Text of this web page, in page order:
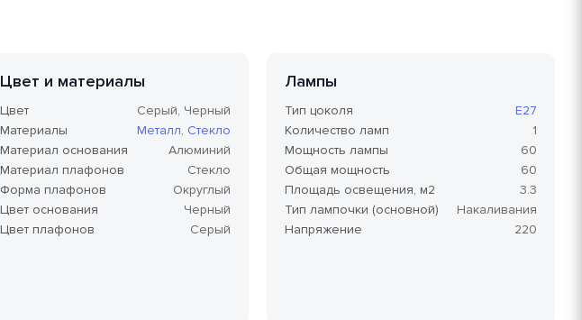
Цвет и материалы
Цвет
Серый, Черный
Материалы
Металл, Стекло
Материал основания
Алюминий
Материал плафонов
Стекло
Форма плафонов
Округлый
Цвет основания
Черный
Цвет плафонов
Серый
Лампы
Тип цоколя
E27
Количество ламп
1
Мощность лампы
60
Общая мощность
60
Площадь освещения, м2
3.3
Тип лампочки (основной)
Накаливания
Напряжение
220